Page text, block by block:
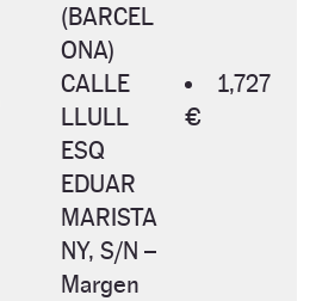
(BARCEL
ONA)
CALLE
LLULL
ESQ
EDUAR
MARISTA
NY, S/N –
Margen
1,727
€